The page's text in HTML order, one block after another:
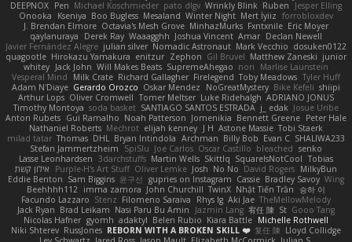
DEEPNOX Pen Michael Koschmieder pato dlgv Wrinkly Blink Ruben
Jesper Elling
Onooka
Kseniya Boo Bugless Mesaland Winter Night Mert İyiiz forrobloxdev
J. Brendan Elmore Octavia's Mesh Grove MinhazMurks Fxntxnile Eric Moyer
qaylanuraya
Derek Ray Waaagghh Joshua Vincent Amar Declan Newell
Javier Fernández Alegre julian silver Nomadic Astronaut Mark Vecchio dosuken0122
quagootle Hirokazu Yamakura enitzur Zephon Gil Bruvel Matthew Zaneski junior
whitey Jack John Will Makes Beats SupremeAhegao nori
Marlise Launstein
Vesperal Mind
Milk Crate Richard Gallagher Firelegend Toby Meadows Tyler Huff
Adam N'Diaye Gerardo Orozco Oskar Mendez NoGreatMystery Bike Kefeli shiipi
Arthur Lops Oliver Cromwell Tomer Meltser Luke Ridehalgh ADRIANO JONUS
Timothy Montoya soda basket SANTIAGO SANTOS ESTRADA j_ edak Josue Uribe
Anton Rubets Gui Ramalho Noah Patterson Jomenikia Bennett Greene Peter Hale
Nathaniel Roberts Mechrot elijah kenney J H Astone Massie Tobi Staerk
milad tatar Thomas DHL Bryan Intindola Archman Billy Bob Evan C SHALIWA233
Stefan Jammertzheim
SpiSlu Joe Carlos Oscar Castillo bleached senko
Lasse Leonhardsen 3darchstuffs Martin Wells Skittlq SquareIsNotCool Tobias
אילון קשת
Purple-H's Art Stuff Oliver Lemke Josh No No David Rogers MilkyBun
Eddie Benton Sam Biggins 윤구선 gupries on Instagram Cassie Bradley Savoy Wing
Beehhhh112 imma zamora John Churchill TwinX Nhật Tiến Trần
승하 이
Facundo Lazzaro Stenz Filomeno Saraiva Rhys lg Aki Jae TheMellowMelody
Jack Ryan Brad Leikam Nasi Paru Bu Amin Jazmin Lang 宥任 陳 St Gooo Tang
Nicolas Hafner gyomh adaktyl Belen Rubio Kiara Battle Michelle Rothwell
Niki Shterev RussJones REBORN WITH A BROKEN SKILL ❤️ 复任 陳 Lloyd Collidge